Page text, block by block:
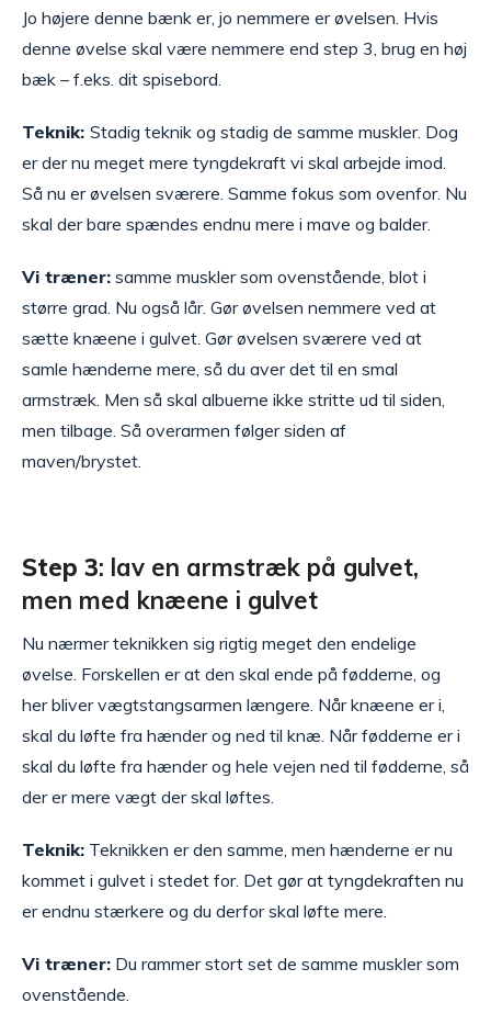
Jo højere denne bænk er, jo nemmere er øvelsen. Hvis
denne øvelse skal være nemmere end step 3, brug en høj
bæk – f.eks. dit spisebord.
Teknik: Stadig teknik og stadig de samme muskler. Dog
er der nu meget mere tyngdekraft vi skal arbejde imod.
Så nu er øvelsen sværere. Samme fokus som ovenfor. Nu
skal der bare spændes endnu mere i mave og balder.
Vi træner: samme muskler som ovenstående, blot i
større grad. Nu også lår. Gør øvelsen nemmere ved at
sætte knæene i gulvet. Gør øvelsen sværere ved at
samle hænderne mere, så du aver det til en smal
armstræk. Men så skal albuerne ikke stritte ud til siden,
men tilbage. Så overarmen følger siden af
maven/brystet.
Step 3: lav en armstræk på gulvet,
men med knæene i gulvet
Nu nærmer teknikken sig rigtig meget den endelige
øvelse. Forskellen er at den skal ende på fødderne, og
her bliver vægtstangsarmen længere. Når knæene er i,
skal du løfte fra hænder og ned til knæ. Når fødderne er i
skal du løfte fra hænder og hele vejen ned til fødderne, så
der er mere vægt der skal løftes.
Teknik: Teknikken er den samme, men hænderne er nu
kommet i gulvet i stedet for. Det gør at tyngdekraften nu
er endnu stærkere og du derfor skal løfte mere.
Vi træner: Du rammer stort set de samme muskler som
ovenstående.